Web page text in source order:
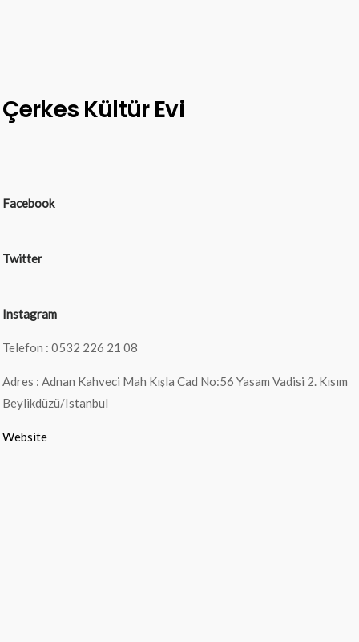
Çerkes Kültür Evi
Facebook
Twitter
Instagram
Telefon : 0532 226 21 08
Adres : Adnan Kahveci Mah Kışla Cad No:56 Yasam Vadisi 2. Kısım
Beylikdüzü/Istanbul
Website